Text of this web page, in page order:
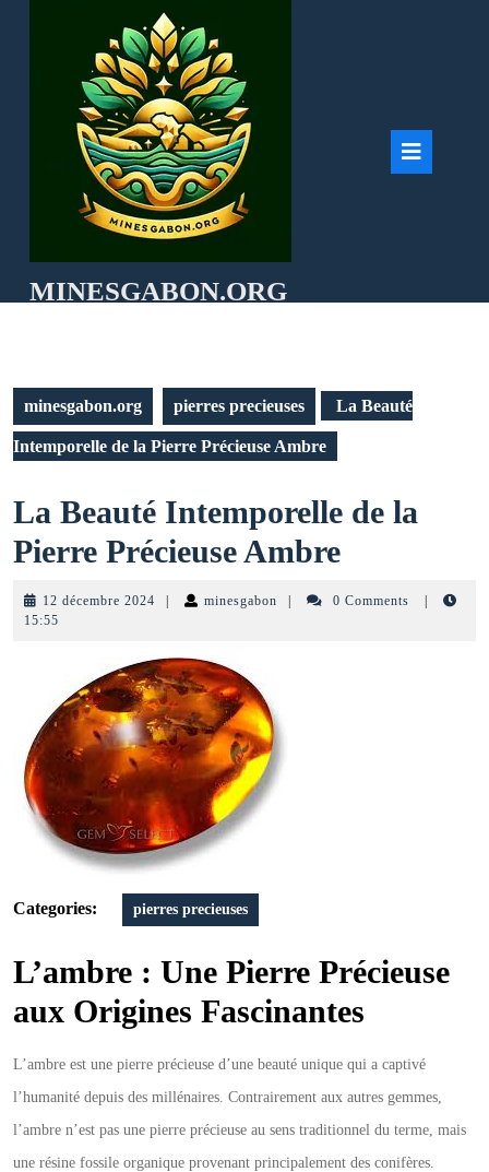
MINESGABON.ORG
minesgabon.org pierres precieuses La Beauté
Intemporelle de la Pierre Précieuse Ambre
La Beauté Intemporelle de la
Pierre Précieuse AmbreLa
Beauté
12 décembre 2024 12
minesgabon minesgabon0 Comments
15:55
Categories: pierres precieuses
L’ambre : Une Pierre Précieuse
aux Origines Fascinantes
L’ambre est une pierre précieuse d’une beauté unique qui a captivé
l’humanité depuis des millénaires. Contrairement aux autres gemmes,
l’ambre n’est pas une pierre précieuse au sens traditionnel du terme, mais
une résine fossile organique provenant principalement des conifères.